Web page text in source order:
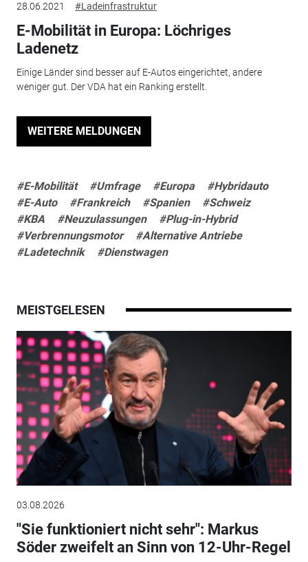
28.06.2021 #Ladeinfrastruktur
E-Mobilität in Europa: Löchriges
Ladenetz
Einige Länder sind besser auf E-Autos eingerichtet, andere
weniger gut. Der VDA hat ein Ranking erstellt.
WEITERE MELDUNGEN
#E-Mobilität #Umfrage #Europa
#Hybridauto
#E-Auto
#Frankreich #Spanien
#Schweiz
#KBA
#Neuzulassungen
#Plug-in-Hybrid
#Verbrennungsmotor
#Alternative Antriebe
#Ladetechnik
#Dienstwagen
MEISTGELESEN
03.08.2026
"Sie funktioniert nicht sehr": Markus
Söder zweifelt an Sinn von 12-Uhr-Regel